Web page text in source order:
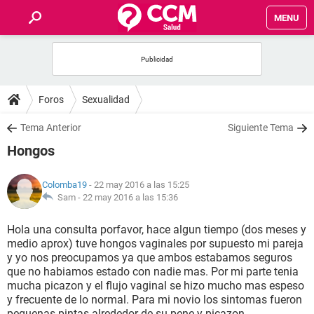
MENU
FOROS
SALUD
FAMILIA
NUTRICIÓN
BIENESTAR
SEXUALIDAD
GLOSARIO
Foros Sexualidad
Tema Anterior Siguiente Tema
Hongos
Colomba19 - 22 may 2016 a las 15:25
Sam - 22 may 2016 a las 15:36
Hola una consulta porfavor, hace algun tiempo (dos meses y
medio aprox) tuve hongos vaginales por supuesto mi pareja
y yo nos preocupamos ya que ambos estabamos seguros
que no habiamos estado con nadie mas. Por mi parte tenia
mucha picazon y el flujo vaginal se hizo mucho mas espeso
y frecuente de lo normal. Para mi novio los sintomas fueron